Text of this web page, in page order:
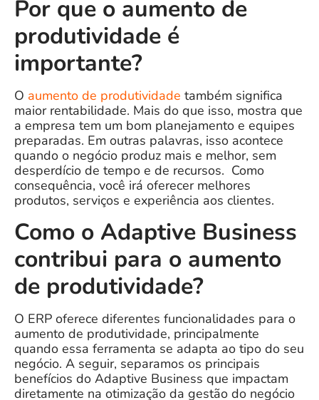
Por que o aumento de
produtividade é
importante?
O aumento de produtividade também significa
maior rentabilidade. Mais do que isso, mostra que
a empresa tem um bom planejamento e equipes
preparadas. Em outras palavras, isso acontece
quando o negócio produz mais e melhor, sem
desperdício de tempo e de recursos. Como
consequência, você irá oferecer melhores
produtos, serviços e experiência aos clientes.
Como o Adaptive Business
contribui para o aumento
de produtividade?
O ERP oferece diferentes funcionalidades para o
aumento de produtividade, principalmente
quando essa ferramenta se adapta ao tipo do seu
negócio. A seguir, separamos os principais
benefícios do Adaptive Business que impactam
diretamente na otimização da gestão do negócio